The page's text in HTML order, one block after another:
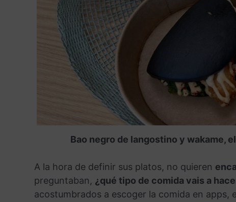
Bao negro de langostino y wakame,
A la hora de definir sus platos, no quieren
preguntaban, ¿qué tipo de comida vais a
acostumbrados a escoger la comida en apps,